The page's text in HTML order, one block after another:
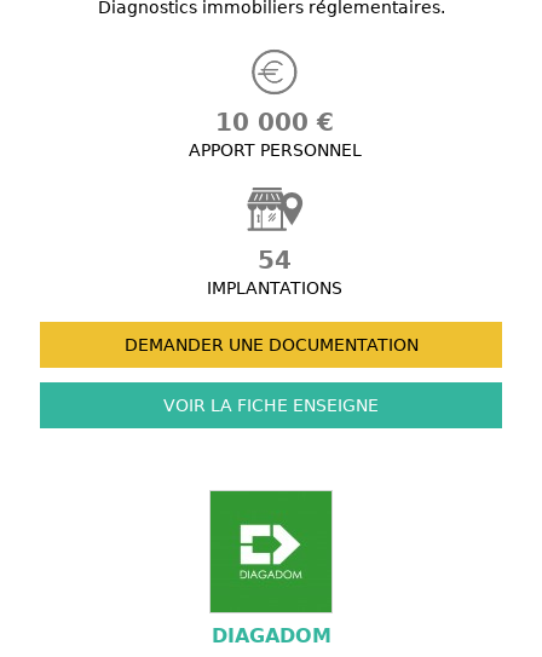
Diagnostics immobiliers réglementaires.
10 000 €
APPORT PERSONNEL
54
IMPLANTATIONS
DEMANDER UNE DOCUMENTATION
VOIR LA FICHE ENSEIGNE
DIAGADOM